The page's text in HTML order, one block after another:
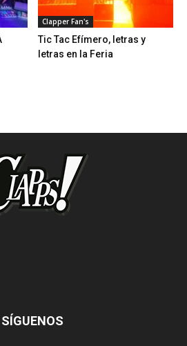
Clapper Fan's
Tic Tac Efímero, letras y
letras en la Feria
SÍGUENOS